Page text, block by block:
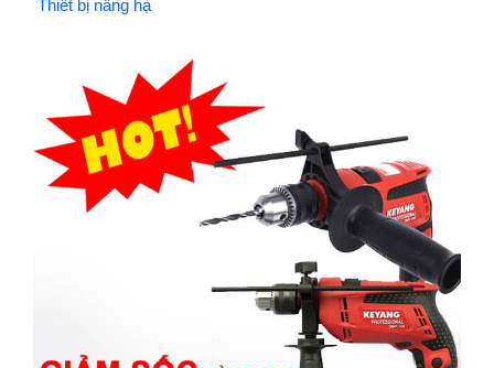
Thiết bị nâng hạ